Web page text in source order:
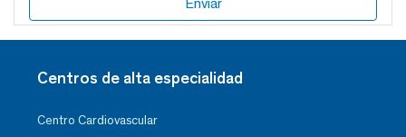
Centros de alta especialidad
Centro Cardiovascular